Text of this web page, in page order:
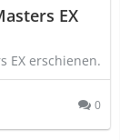
EX
EX erschienen.
0